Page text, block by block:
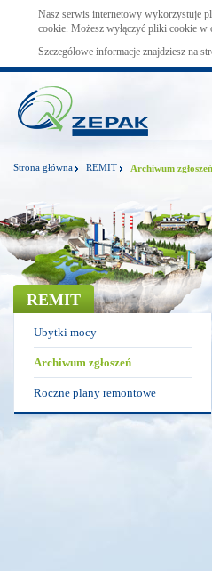
Nasz serwis internetowy wykorzystuje
cookie. Możesz wyłączyć pliki cookie
Szczegółowe informacje znajdziesz na
Strona główna REMIT Archiwum zgłoszeń
REMIT
Ubytki mocy
Archiwum zgłoszeń
Roczne plany remontowe